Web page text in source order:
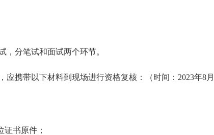
，分笔试和面试两个环节。
应携带以下材料到现场进行资格复核：（时间： 2023年8月
证书原件；